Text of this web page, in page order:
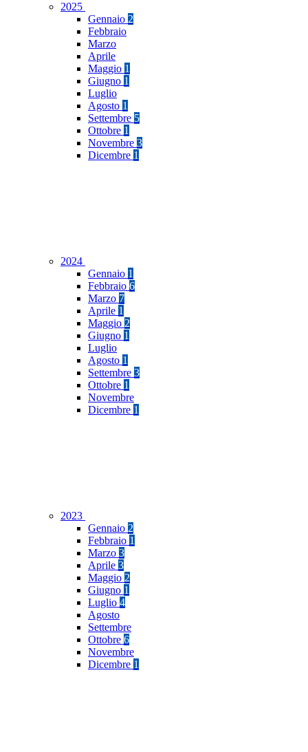
2025
Gennaio 2
Febbraio
Marzo
Aprile
Maggio 1
Giugno 1
Luglio
Agosto 1
Settembre 5
Ottobre 1
Novembre 3
Dicembre 1
2024
Gennaio 1
Febbraio 6
Marzo 7
Aprile 1
Maggio 2
Giugno 1
Luglio
Agosto 1
Settembre 3
Ottobre 1
Novembre
Dicembre 1
2023
Gennaio 2
Febbraio 1
Marzo 3
Aprile 3
Maggio 2
Giugno 1
Luglio 4
Agosto
Settembre
Ottobre 6
Novembre
Dicembre 1